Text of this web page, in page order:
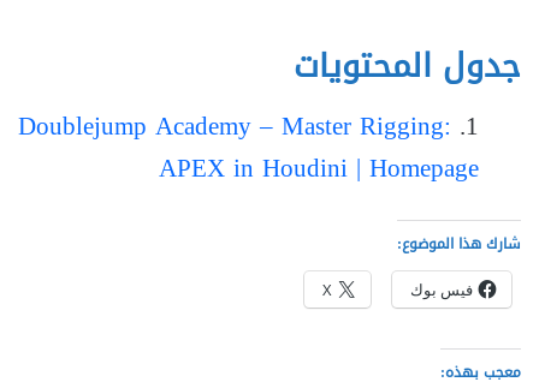
جدول المحتويات
Doublejump Academy – Master Rigging:
APEX in Houdini | Homepage
شارك هذا الموضوع:
فيس بوك X
معجب بهذه: